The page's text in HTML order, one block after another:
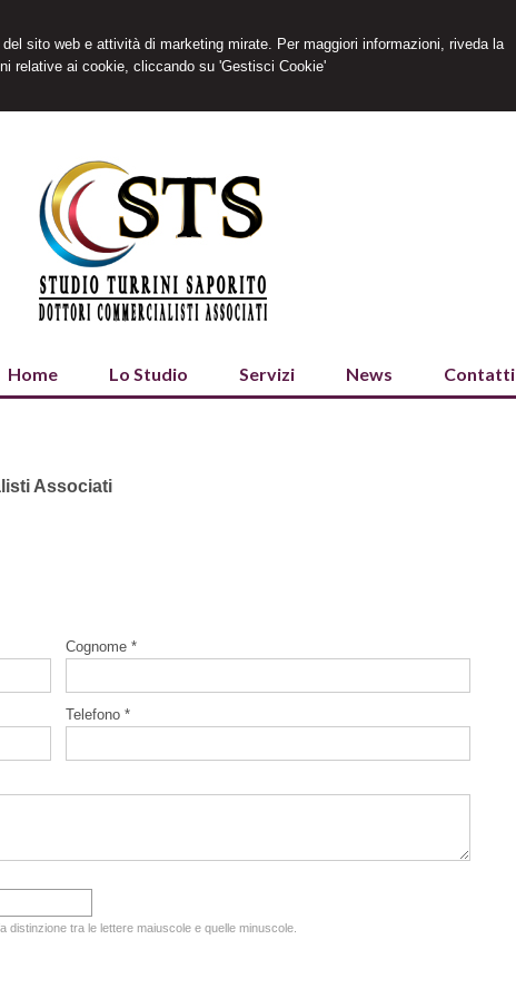
sito web e attività di marketing mirate. Per maggiori informazioni, riveda la
relative ai cookie, cliccando su 'Gestisci Cookie'
Home Lo Studio Servizi News Contatti
Associati
Cognome *
Telefono *
distinzione tra le lettere maiuscole e quelle minuscole.